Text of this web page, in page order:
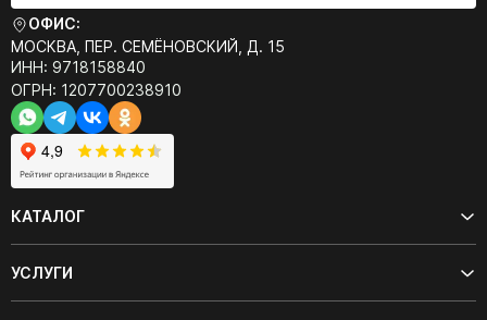
ОФИС:
МОСКВА, ПЕР. СЕМЁНОВСКИЙ, Д. 15
ИНН: 9718158840
ОГРН: 1207700238910
КАТАЛОГ
УСЛУГИ